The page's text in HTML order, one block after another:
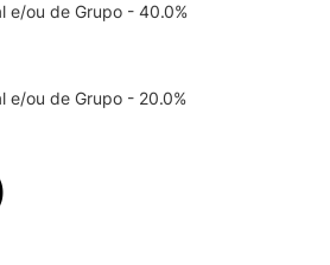
e/ou de Grupo - 40.0%
e/ou de Grupo - 20.0%